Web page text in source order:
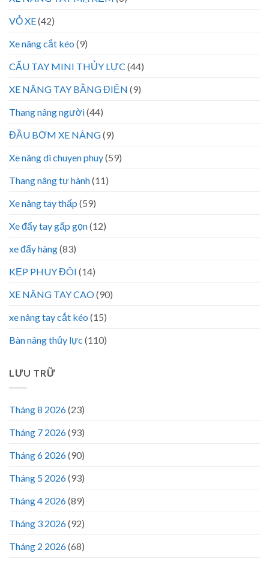
VỎ XE(42)
Xe nâng cắt kéo (9)
CẨU TAY MINI THỦY LỰC (44)
XE NÂNG TAY BẰNG ĐIỆN (9)
Thang nâng người(44)
ĐẦU BƠM XE NÂNG(9)
Xe nâng di chuyen phuy(59)
Thang nâng tự hành(11)
Xe nâng tay thấp (59)
Xe đẩy tay gấp gọn(12)
xe đẩy hàng(83)
KẸP PHUY ĐÔI (14)
XE NÂNG TAY CAO(90)
xe nâng tay cắt kéo (15)
Bàn nâng thủy lực (110)
LƯU TRỮ
Tháng 8 2026(23)
Tháng 7 2026(93)
Tháng 6 2026(90)
Tháng 5 2026(93)
Tháng 4 2026(89)
Tháng 3 2026(92)
Tháng 2 2026(68)